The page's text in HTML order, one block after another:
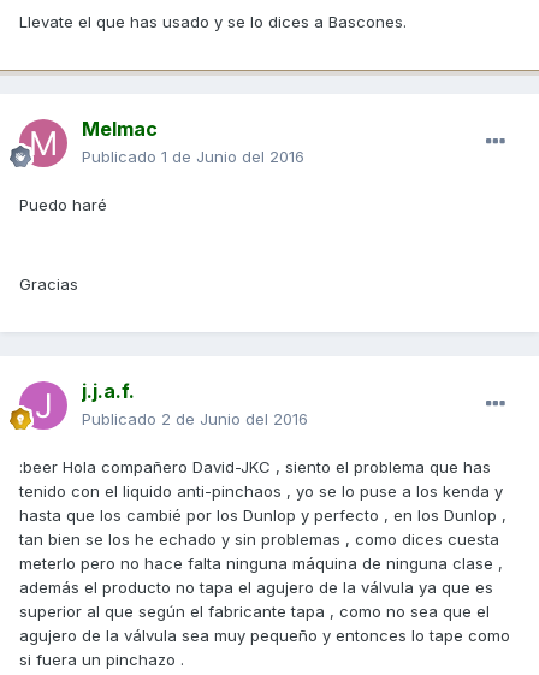
Llevate el que has usado y se lo dices a Bascones.
Melmac
Publicado 1 de Junio del 2016
Puedo haré
Gracias
j.j.a.f.
Publicado 2 de Junio del 2016
:beer Hola compañero David-JKC , siento el problema que has
tenido con el liquido anti-pinchaos , yo se lo puse a los kenda y
hasta que los cambié por los Dunlop y perfecto , en los Dunlop ,
tan bien se los he echado y sin problemas , como dices cuesta
meterlo pero no hace falta ninguna máquina de ninguna clase ,
además el producto no tapa el agujero de la válvula ya que es
superior al que según el fabricante tapa , como no sea que el
agujero de la válvula sea muy pequeño y entonces lo tape como
si fuera un pinchazo .